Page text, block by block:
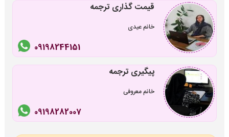
قیمت گذاری ترجمه
خانم عیدی
09198244151
پیگیری ترجمه
خانم معروفی
09198282007